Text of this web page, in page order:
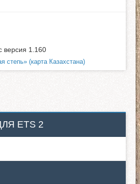
версия 1.160
степь» (карта Казахстана)
ETS 2